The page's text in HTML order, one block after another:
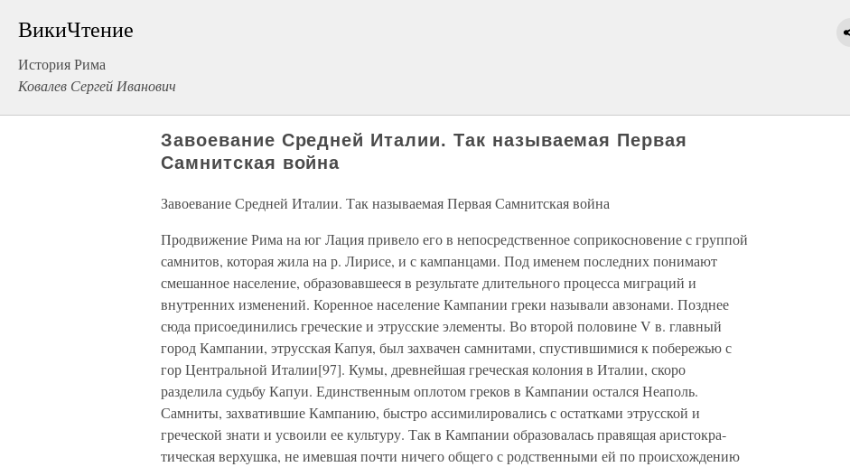
ВикиЧтение
История Рима
Ковалев Сергей Иванович
Завоевание Средней Италии. Так называемая Первая
Самнитская война
Завоевание Средней Италии. Так называемая Первая Самнитская война
Продвижение Рима на юг Лация привело его в непосредственное сопри­косновение с группой
самнитов, которая жила на р. Лирисе, и с кампанцами. Под именем последних понимают
смешанное население, образовавшее­ся в результате длительного процесса миграций и
внутренних изменений. Коренное население Кампании греки называли авзонами. Позднее
сюда при­соединились греческие и этрусские элементы. Во второй половине V в. глав­ный
город Кампании, этрусская Капуя, был захвачен самнитами, спустив­шимися к побережью с
гор Центральной Италии[97]. Кумы, древнейшая гре­ческая колония в Италии, скоро
разделила судьбу Капуи. Единственным оплотом греков в Кампании остался Неаполь.
Самниты, захватившие Кам­панию, быстро ассимилировались с остатками этрусской и
греческой знати и усвоили ее культуру. Так в Кампании образовалась правящая аристокра­
тическая верхушка, не имевшая почти ничего общего с родственными ей по происхождению